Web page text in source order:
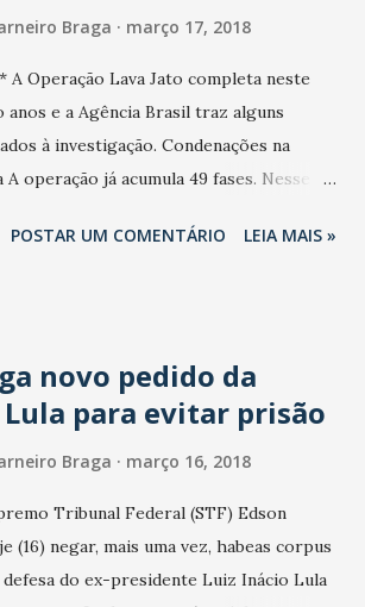
vizinho ao porto".
Braga março 17, 2018
A Operação Lava Jato completa neste
anos e a Agência Brasil traz alguns
à investigação. Condenações na
operação já acumula 49 fases. Nesse
pela Polícia Federal, conforme
na primeira instância judicial. Além de
à Petrobras e ex-diretores de
contratos da estatal, foram condenados
de ter foro por prerrogativa de
a ser julgados pela primeira instância da
condenados respondem pelos crimes de
POSTAR UM COMENTÁRIO LEIA MAIS »
novo pedido da
Lula para evitar prisão
Braga março 16, 2018
Tribunal Federal (STF) Edson
(16) negar, mais uma vez, habeas corpus
do ex-presidente Luiz Inácio Lula